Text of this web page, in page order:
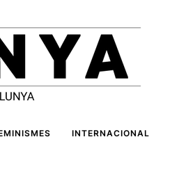
INTERNACIONAL